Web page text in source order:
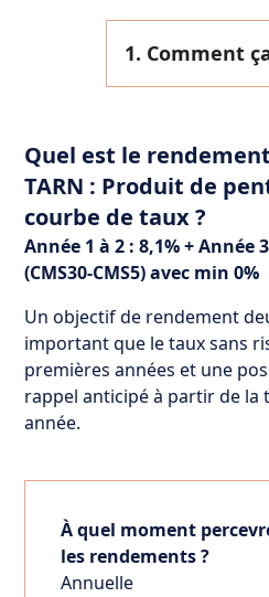
1. Comment
Quel est le
TARN : Produit de
courbe de taux ?
Année 1 à 2 : 8,1% + Année
(CMS30-CMS5) avec min 0%
Un objectif de rendement
important que le taux sans
premières années et une
rappel anticipé à partir de la
année.
À quel moment
les rendements ?
Annuelle